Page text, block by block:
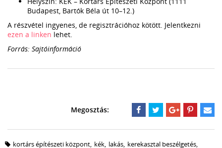
Budapest, Bartók Béla út 10–12.)
A részvétel ingyenes, de regisztrációhoz kötött. Jelentkezni
ezen a linken lehet.
Forrás: Sajtóinformáció
kortárs építészeti központ, kék, lakás, kerekasztal beszélgetés,